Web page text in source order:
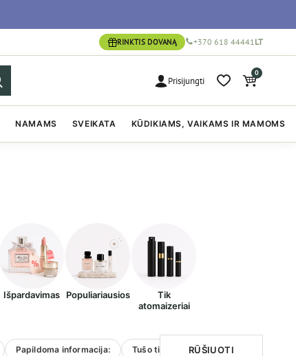
RINKTIS DOVANĄ +370 618 44441LT
Prisijungti
0
NAMAMS SVEIKATA KŪDIKIAMS, VAIKAMS IR MAMOMS
Išpardavimas Populiariausios
Tik
atomaizeriai
Papildoma informacija: Tušo tipas Specifikacija
RŪŠIUOTI